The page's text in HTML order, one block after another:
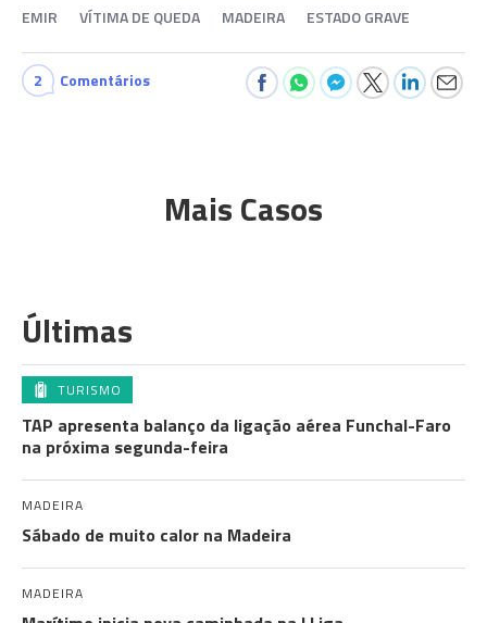
EMIR VÍTIMA DE QUEDA MADEIRA ESTADO GRAVE
2 Comentários
Mais Casos
Últimas
TURISMO
TAP apresenta balanço da ligação aérea Funchal-Faro
na próxima segunda-feira
MADEIRA
Sábado de muito calor na Madeira
MADEIRA